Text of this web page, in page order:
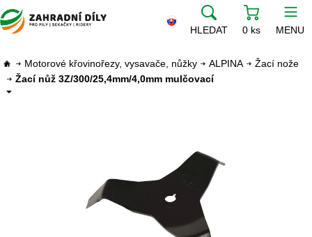
HLEDAT 0 ks MENU
Motorové křovinořezy, vysavače, nůžky ALPINA
Žací nože
Žací nůž 3Z/300/25,4mm/4,0mm mulčovací